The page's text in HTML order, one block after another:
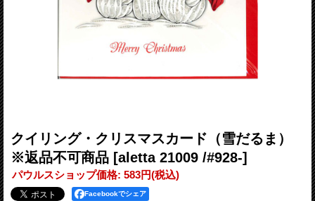
クイリング・クリスマスカード（雪だるま）
※返品不可商品 [aletta 21009 /#928-]
パウルスショップ価格: 583円(税込)
Facebookでシェア